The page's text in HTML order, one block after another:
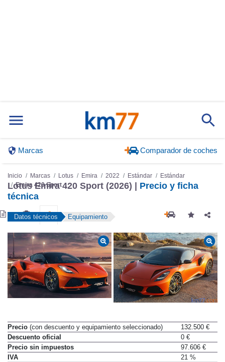
Marcas Comparador de coches
Inicio Marcas Lotus Emira 2022 Estándar
Estándar
Emira 420 Sport
Lotus Emira 420 Sport (2026) | Precio y ficha
técnica
Datos técnicos Equipamiento
Precio (con descuento y equipamiento seleccionado)
132.500 €
Descuento oficial
0 €
Precio sin impuestos
97.606 €
IVA
21 %